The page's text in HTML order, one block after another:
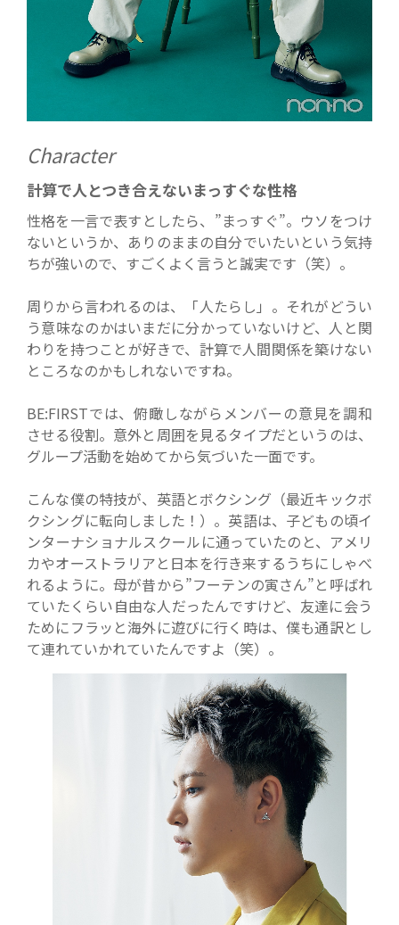
Character
計算で人とつき合えないまっすぐな性格
性格を一言で表すとしたら、”まっすぐ”。ウソをつけ
ないというか、ありのままの自分でいたいという気持
ちが強いので、すごくよく言うと誠実です（笑）。
周りから言われるのは、「人たらし」。それがどうい
う意味なのかはいまだに分かっていないけど、人と関
わりを持つことが好きで、計算で人間関係を築けない
ところなのかもしれないですね。
BE:FIRSTでは、俯瞰しながらメンバーの意見を調和
させる役割。意外と周囲を見るタイプだというのは、
グループ活動を始めてから気づいた一面です。
こんな僕の特技が、英語とボクシング（最近キックボ
クシングに転向しました！）。英語は、子どもの頃イ
ンターナショナルスクールに通っていたのと、アメリ
カやオーストラリアと日本を行き来するうちにしゃべ
れるように。母が昔から”フーテンの寅さん”と呼ばれ
ていたくらい自由な人だったんですけど、友達に会う
ためにフラッと海外に遊びに行く時は、僕も通訳とし
て連れていかれていたんですよ（笑）。